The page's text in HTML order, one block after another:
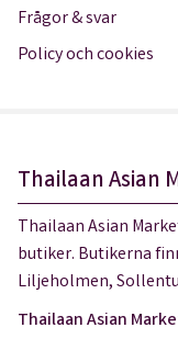
Frågor & svar
Policy och cookies
Thailaan Asian
Thailaan Asian
butiker. Butikerna
Liljeholmen,
Thailaan Asian